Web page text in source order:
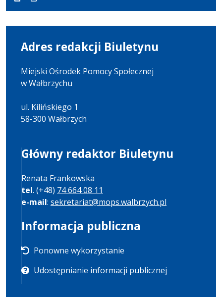
Adres redakcji Biuletynu
Miejski Ośrodek Pomocy Społecznej
w Wałbrzychu
ul. Kilińskiego 1
58-300 Wałbrzych
Główny redaktor Biuletynu
Renata Frankowska
tel. (+48) 74 664 08 11
e-mail: sekretariat@mops.walbrzych.pl
Informacja publiczna
Ponowne wykorzystanie
Udostępnianie informacji publicznej